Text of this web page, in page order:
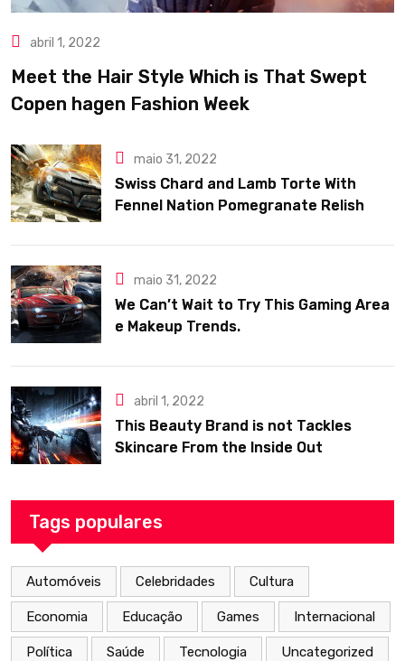
abril 1, 2022
Meet the Hair Style Which is That Swept
Copen hagen Fashion Week
maio 31, 2022
Swiss Chard and Lamb Torte With
Fennel Nation Pomegranate Relish
maio 31, 2022
We Can’t Wait to Try This Gaming Area
e Makeup Trends.
abril 1, 2022
This Beauty Brand is not Tackles
Skincare From the Inside Out
Tags populares
Automóveis Celebridades Cultura
Economia Educação Games Internacional
Política Saúde Tecnologia Uncategorized